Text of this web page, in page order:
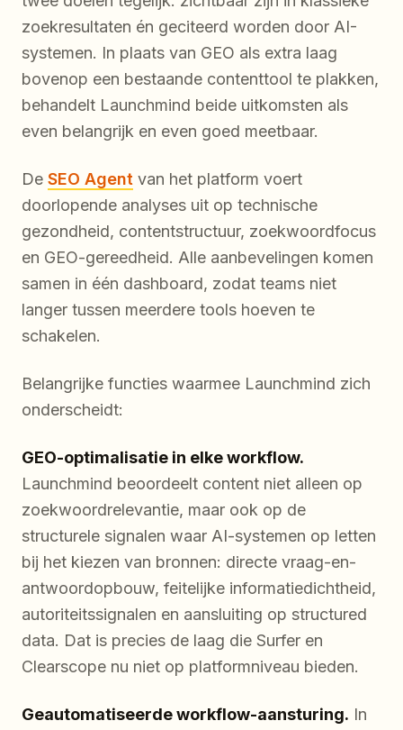
zoekresultaten én geciteerd worden door AI-
systemen. In plaats van GEO als extra laag
bovenop een bestaande contenttool te plakken,
behandelt Launchmind beide uitkomsten als
even belangrijk en even goed meetbaar.
De SEO Agent van het platform voert
doorlopende analyses uit op technische
gezondheid, contentstructuur, zoekwoordfocus
en GEO-gereedheid. Alle aanbevelingen komen
samen in één dashboard, zodat teams niet
langer tussen meerdere tools hoeven te
schakelen.
Belangrijke functies waarmee Launchmind zich
onderscheidt:
GEO-optimalisatie in elke workflow.
Launchmind beoordeelt content niet alleen op
zoekwoordrelevantie, maar ook op de
structurele signalen waar AI-systemen op letten
bij het kiezen van bronnen: directe vraag-en-
antwoordopbouw, feitelijke informatiedichtheid,
autoriteitssignalen en aansluiting op structured
data. Dat is precies de laag die Surfer en
Clearscope nu niet op platformniveau bieden.
Geautomatiseerde workflow-aansturing. In